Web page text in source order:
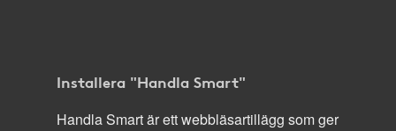
Installera "Handla Smart"
Handla Smart är ett webbläsartillägg som ger